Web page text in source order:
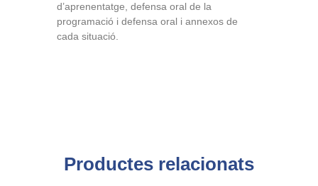
d’aprenentatge, defensa oral de la
programació i defensa oral i annexos de
cada situació.
Productes relacionats